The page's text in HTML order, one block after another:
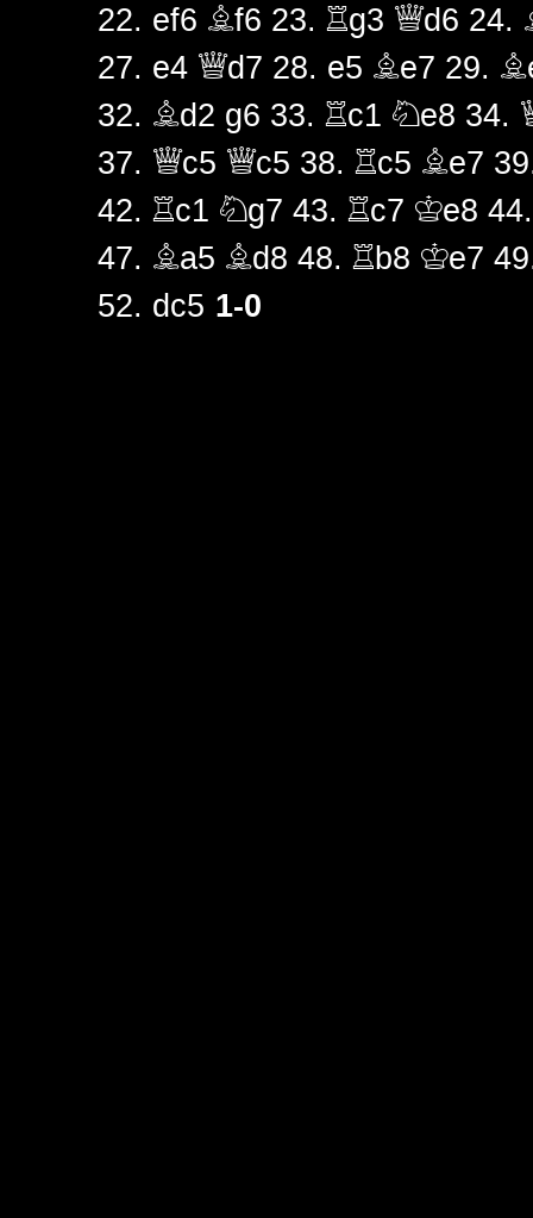
22. ef6 Bf6 23. Rg3 Qd6 24.
27. e4 Qd7 28. e5 Be7 29.
32. Bd2 g6 33. Rc1 Ne8 34.
37. Qc5 Qc5 38. Rc5 Be7
42. Rc1 Ng7 43. Rc7 Ke8
47. Ba5 Bd8 48. Rb8 Ke7
52. dc5 1-0